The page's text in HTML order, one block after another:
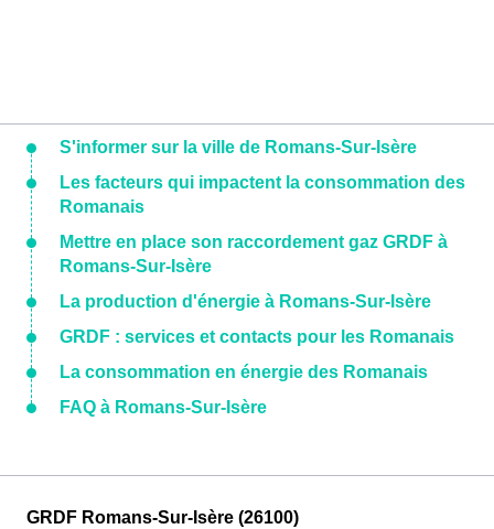
S'informer sur la ville de Romans-Sur-Isère
Les facteurs qui impactent la consommation des
Romanais
Mettre en place son raccordement gaz GRDF à
Romans-Sur-Isère
La production d'énergie à Romans-Sur-Isère
GRDF : services et contacts pour les Romanais
La consommation en énergie des Romanais
FAQ à Romans-Sur-Isère
GRDF Romans-Sur-Isère (26100)